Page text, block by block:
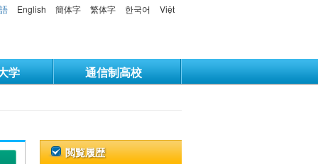
English 簡体字 繁体字 한국어 Việt
学 通信制高校
閲覧履歴